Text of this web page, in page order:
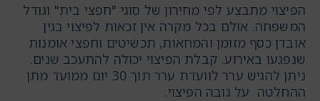
הפיצוי מתבצע לפי מחירון של סוגי "חפצי בית" וגודל
המשפחה. אולם בכל מקרה אין זכאות לפיצוי בגין
אובדן כסף מזומן והמחאות, תכשיטים וחפצי אומנות
שנפגעו באירוע. קבלת הפיצוי יכולה להתעכב שנים.
ניתן להגיש ערר לוועדת ערר תוך 30 יום ממועד מתן
ההחלטה על גובה הפיצוי.